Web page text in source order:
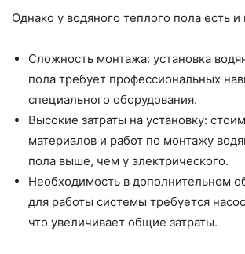
Однако у водяного теплого пола есть и
Сложность монтажа: установка
пола требует профессиональных
специального оборудования.
Высокие затраты на установку:
материалов и работ по монтажу
пола выше, чем у электрического.
Необходимость в дополнительном
для работы системы требуется
что увеличивает общие затраты.